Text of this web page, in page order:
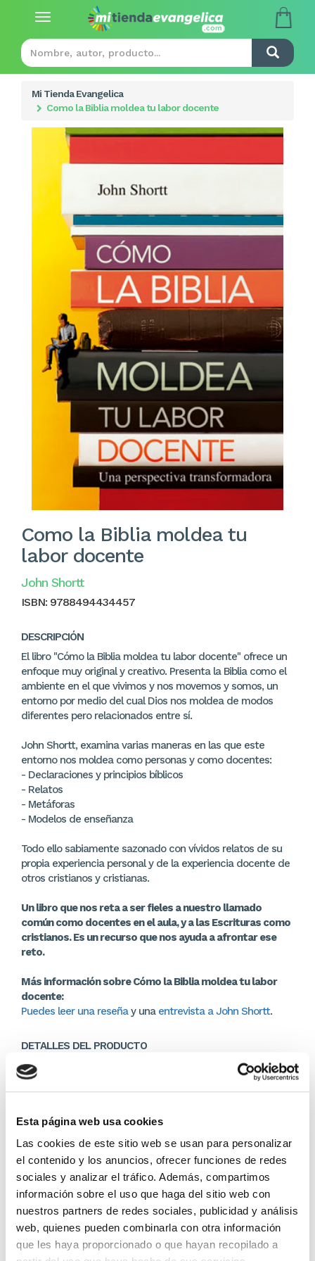
Esta página web usa cookies
Las cookies de este sitio web se usan para personalizar
el contenido y los anuncios, ofrecer funciones de redes
sociales y analizar el tráfico. Además, compartimos
información sobre el uso que haga del sitio web con
nuestros partners de redes sociales, publicidad y análisis
web, quienes pueden combinarla con otra información
que les haya proporcionado o que hayan recopilado a
Toggle
Mi Tienda Evangelica
Como la Biblia moldea tu labor docente
Como la Biblia moldea tu
labor docente
John Shortt
ISBN: 9788494434457
DESCRIPCIÓN
El libro "Cómo la Biblia moldea tu labor docente" ofrece un
enfoque muy original y creativo. Presenta la Biblia como el
ambiente en el que vivimos y nos movemos y somos, un
entorno por medio del cual Dios nos moldea de modos
diferentes pero relacionados entre sí.
John Shortt, examina varias maneras en las que este
entorno nos moldea como personas y como docentes:
- Declaraciones y principios bíblicos
- Relatos
- Metáforas
- Modelos de enseñanza
Todo ello sabiamente sazonado con vívidos relatos de su
propia experiencia personal y de la experiencia docente de
otros cristianos y cristianas.
Un libro que nos reta a ser fieles a nuestro llamado
común como docentes en el aula, y a las Escrituras como
cristianos. Es un recurso que nos ayuda a afrontar ese
reto.
Más información sobre Cómo la Biblia moldea tu labor
docente:
Puedes leer una reseñay una entrevista a John Shortt.
DETALLES DEL PRODUCTO
Editor:
9,49 €
En lugar de: 9,99 €
Ahorras: 0,50 € (5%)
En stock(5 unidades)
Recíbelo en 24/48H*
*Ver condiciones de envío
Cantidad